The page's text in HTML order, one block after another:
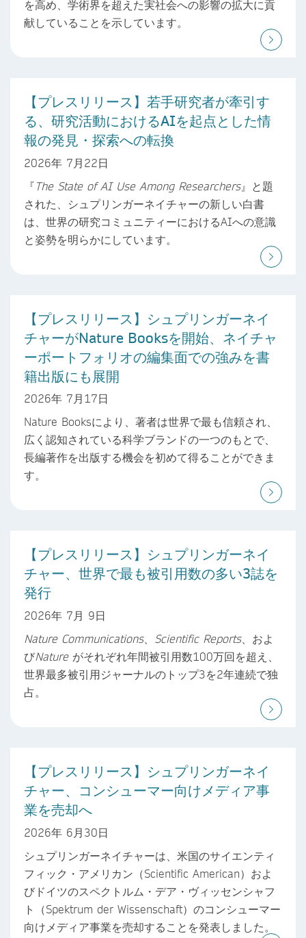
を高め、学術界を超えた実社会への影響の拡大に貢
献していることを示しています。
【プレスリリース】若手研究者が牽引す
る、研究活動におけるAIを起点とした情
報の発見・探索への転換
2026年 7月22日
『The State of AI Use Among Researchers』と題
された、シュプリンガーネイチャーの新しい白書
は、世界の研究コミュニティーにおけるAIへの意識
と姿勢を明らかにしています。
【プレスリリース】シュプリンガーネイ
チャーがNature Booksを開始、ネイチャ
ーポートフォリオの編集面での強みを書
籍出版にも展開
2026年 7月17日
Nature Booksにより、著者は世界で最も信頼され、
広く認知されている科学ブランドの一つのもとで、
長編著作を出版する機会を初めて得ることができま
す。
【プレスリリース】シュプリンガーネイ
チャー、世界で最も被引用数の多い3誌を
発行
2026年 7月 9日
Nature Communications、 Scientific Reports、およ
びNatureがそれぞれ年間被引用数100万回を超え、
世界最多被引用ジャーナルのトップ3を2年連続で独
占。
【プレスリリース】シュプリンガーネイ
チャー、コンシューマー向けメディア事
業を売却へ
2026年 6月30日
シュプリンガーネイチャーは、米国のサイエンティ
フィック・アメリカン（Scientific American）およ
びドイツのスペクトルム・デア・ヴィッセンシャフ
ト（Spektrum der Wissenschaft）のコンシューマー
向けメディア事業を売却することを発表しました。